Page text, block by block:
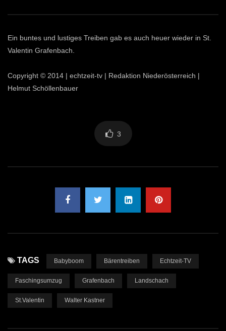
Ein buntes und lustiges Treiben gab es auch heuer wieder in St.
Valentin Grafenbach.
Copyright © 2014 | echtzeit-tv | Redaktion Niederösterreich |
Helmut Schöllenbauer
3
TAGS Babyboom Bärentreiben Echtzeit-TV
Faschingsumzug Grafenbach Landschach
St.Valentin Walter Kastner